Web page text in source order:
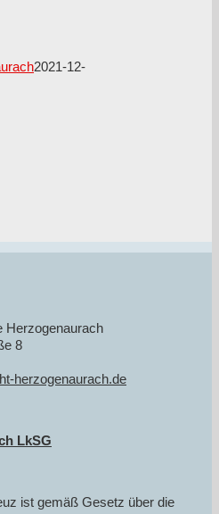
2021-12-
Herzogenaurach
8
herzogenaurach.de
LkSG
ist gemäß Gesetz über die